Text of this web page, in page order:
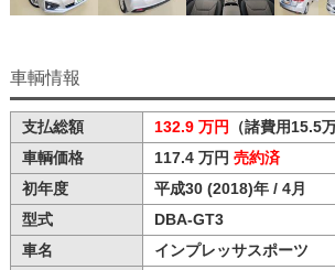
車輌情報
支払総額 132.9 万円 （諸費用15.5
車輌価格
117.4 万円 売約済
初年度
平成30 (2018)年 / 4月
型式
DBA-GT3
車名
インプレッサスポーツ